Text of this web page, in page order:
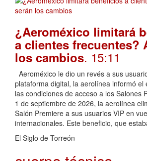
¿Aeroméxico limitará
a clientes frecuentes?
los cambios. 15:11
Aeroméxico le dio un revés a sus
plataforma digital, la aerolínea informó el
las condiciones de acceso a los Salones
1 de septiembre de 2026, la aerolínea
Salón Premiere a sus usuarios VIP en
internacionales. Este beneficio, que
El Siglo de Torreón